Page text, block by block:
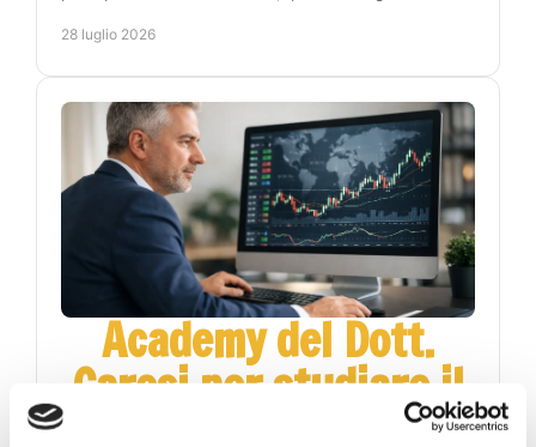
ogni giorno.
28 luglio 2026
Academy del Dott.
Carosi per studiare il